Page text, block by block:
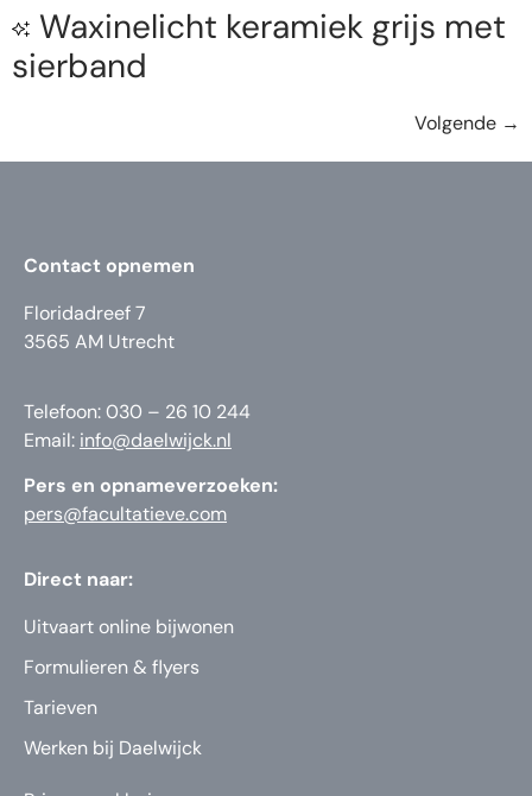
Waxinelicht keramiek grijs met
sierband
Volgende →
Contact opnemen
Floridadreef 7
3565 AM Utrecht
Telefoon: 030 – 26 10 244
Email: info@daelwijck.nl
Pers en opnameverzoeken:
pers@facultatieve.com
Direct naar:
Uitvaart online bijwonen
Formulieren & flyers
Tarieven
Werken bij Daelwijck